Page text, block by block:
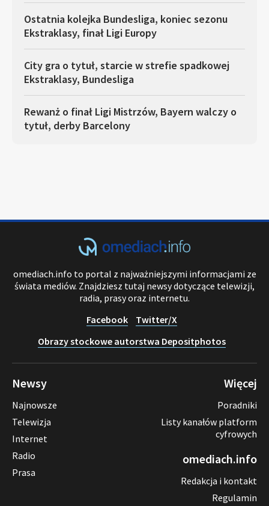
Ostatnia kolejka Bundesliga, koniec sezonu
Ekstraklasy, finał Ligi Europy
City gra o tytuł, starcie w strefie spadkowej
Ekstraklasy, Bundesliga
Rewanż o finał Ligi Mistrzów, Bayern walczy o
tytuł, derby Barcelony
omediach.info to portal z najważniejszymi informacjami ze
świata mediów. Znajdziesz tutaj newsy dotyczące telewizji,
radia, prasy oraz internetu.
Facebook
Twitter/X
Obrazy stockowe autorstwa Depositphotos
Newsy
Najnowsze
Telewizja
Internet
Radio
Prasa
Więcej
Poradniki
Listy kanałów platform
cyfrowych
omediach.info
Redakcja i kontakt
Regulamin